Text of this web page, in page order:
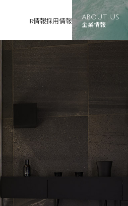
IR情報採用情報 ABOUT US
企業情報